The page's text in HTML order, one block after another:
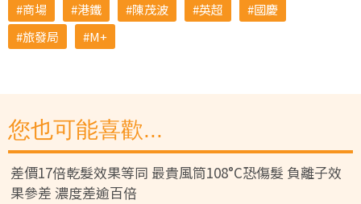
商場
港鐵 陳茂波 英超
國慶
旅發局
M+
您也可能喜歡...
差價17倍乾髮效果等同 最貴風筒108°C恐傷髮 負離子效
果參差 濃度差逾百倍